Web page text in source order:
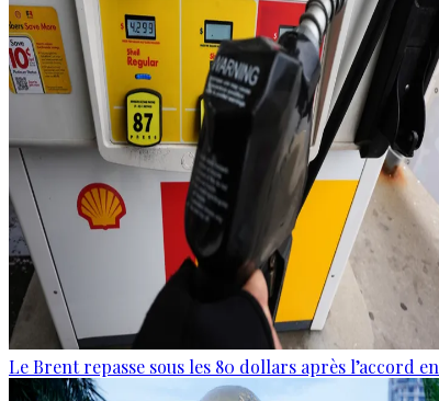
Le Brent repasse sous les 80 dollars après l’accord